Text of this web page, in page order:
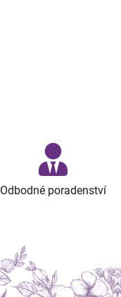
Odbodné poradenství